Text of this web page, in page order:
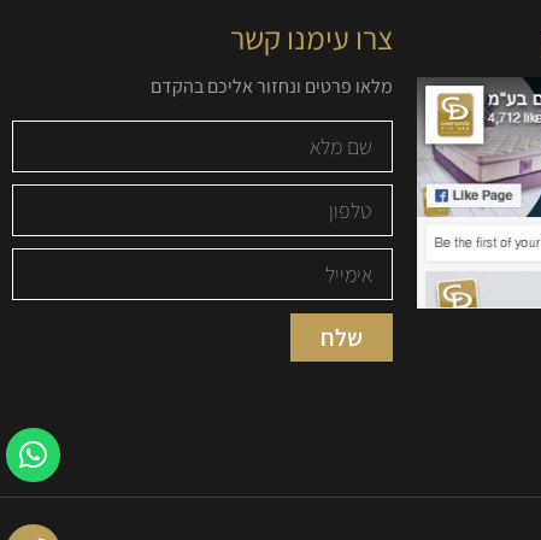
צרו עימנו קשר
מלאו פרטים ונחזור אליכם בהקדם
שלח